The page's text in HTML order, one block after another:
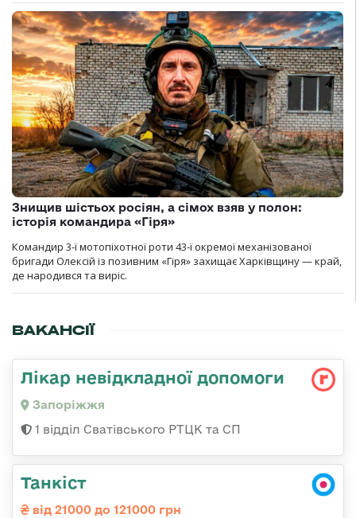
Знищив шістьох росіян, а сімох взяв у полон:
історія командира «Гіря»
Командир 3-ї мотопіхотної роти 43-ї окремої механізованої
бригади Олексій із позивним «Гіря» захищає Харківщину — край,
де народився та виріс.
ВАКАНСІЇ
Лікар невідкладної допомоги
Запоріжжя
1 відділ Сватівського РТЦК та СП
Танкіст
від 21000 до 121000 грн